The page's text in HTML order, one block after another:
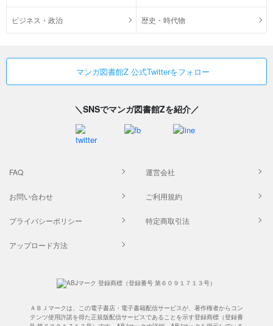
ビジネス・政治 歴史・時代物
マンガ図書館Z 公式Twitterをフォロー
＼SNSでマンガ図書館Zを紹介／
FAQ 運営会社
お問い合わせ ご利用規約
プライバシーポリシー 特定商取引法
アップロード方法
ＡＢＪマークは、この電子書店・電子書籍配信サービスが、著作権者からコン
テンツ使用許諾を得た正規版配信サービスであることを示す登録商標（登録番